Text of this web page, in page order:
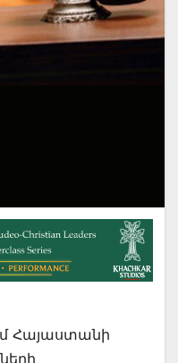
Հայաստանի